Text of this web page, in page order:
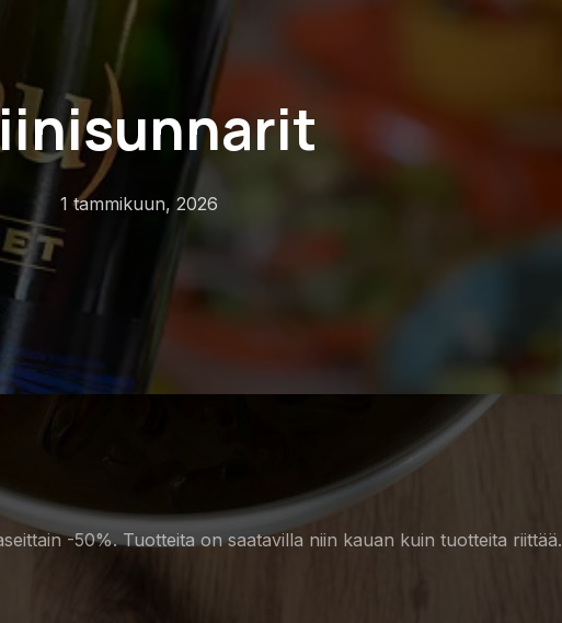
1 tammikuun, 2026
-50%. Tuotteita on saatavilla niin kauan kuin tuotteita riittää.